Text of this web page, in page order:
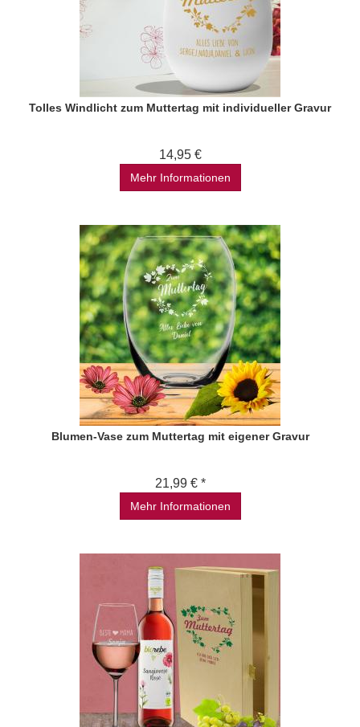
Tolles Windlicht zum Muttertag mit individueller Gravur
14,95 €
Mehr Informationen
Blumen-Vase zum Muttertag mit eigener Gravur
21,99 € *
Mehr Informationen